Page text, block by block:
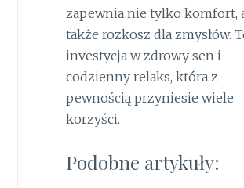
zapewnia nie tylko komfort,
także rozkosz dla zmysłów.
investycja w zdrowy sen i
codzienny relaks, która z
pewnością przyniesie wiele
korzyści.
Podobne artykuły: